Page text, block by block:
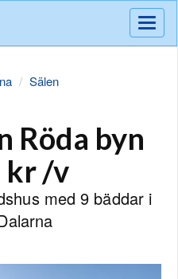
Meny
Sälen
Röda byn
kr /v
med 9 bäddar i